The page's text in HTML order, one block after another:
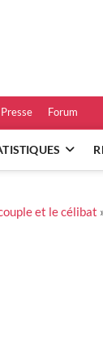
Presse Forum
et le célibat